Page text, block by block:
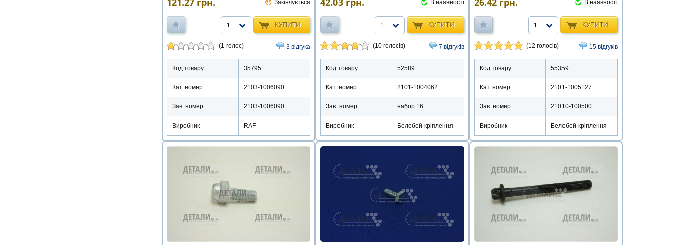
Закінчується
КУПИТИ
1
(1 голос) 3 відгука
Код товару: 35795
Кат. номер: 2103-1006090
Зав. номер: 2103-1006090
Виробник RAF
В наявності
КУПИТИ
1
(10 голосів) 7 відгуків
Код товару: 52589
Кат. номер: 2101-1004062 ...
Зав. номер: набор 16
Виробник Белебей-кріплення
В наявності
КУПИТИ
1
(12 голосів) 15 відгуків
Код товару: 55359
Кат. номер: 2101-1005127
Зав. номер: 21010-100500
Виробник Белебей-кріплення